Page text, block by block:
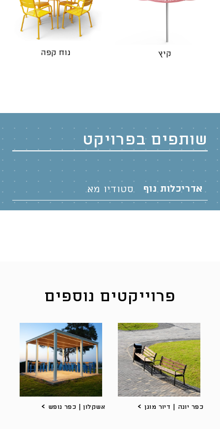
קיץ נוח קפה
שותפים בפרויקט
אדריכלות נוף סטודיו מא
פרוייקטים נוספים
כפר יונה | דיור מוגן אשקלון | כפר נופש